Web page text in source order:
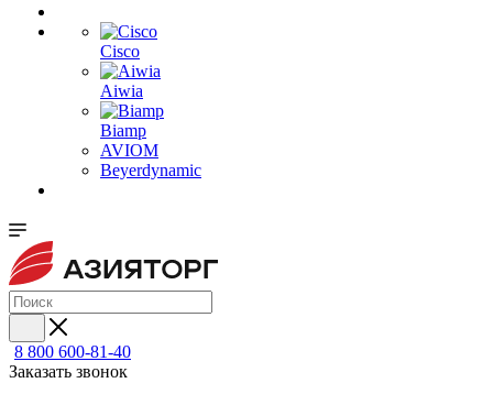
Cisco
Aiwia
Biamp
AVIOM
Beyerdynamic
8 800 600-81-40
Заказать звонок